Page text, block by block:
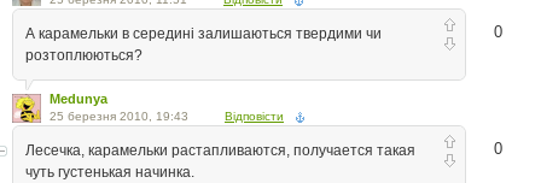
0
А карамельки в середині залишаються твердими чи
розтоплюються?
Medunya
25 березня 2010, 19:43 Відповісти
0
Лесечка, карамельки растапливаются, получается такая
чуть густенькая начинка.